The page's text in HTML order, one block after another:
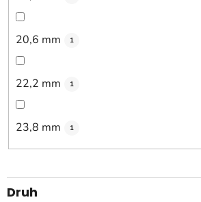
20,6 mm 1
22,2 mm 1
23,8 mm 1
Druh